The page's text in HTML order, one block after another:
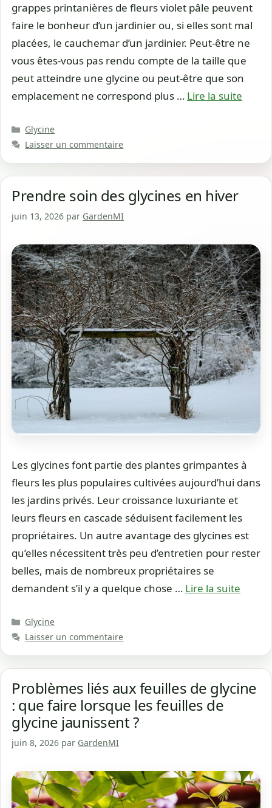
grappes printanières de fleurs violet pâle peuvent
faire le bonheur d’un jardinier ou, si elles sont mal
placées, le cauchemar d’un jardinier. Peut-être ne
vous êtes-vous pas rendu compte de la taille que
peut atteindre une glycine ou peut-être que son
emplacement ne correspond plus … Lire la suite
Catégories
Glycine
Laisser un commentaire
Prendre soin des glycines en hiver
juin 13, 2026 par GardenMI
Les glycines font partie des plantes grimpantes à
fleurs les plus populaires cultivées aujourd’hui dans
les jardins privés. Leur croissance luxuriante et
leurs fleurs en cascade séduisent facilement les
propriétaires. Un autre avantage des glycines est
qu’elles nécessitent très peu d’entretien pour rester
belles, mais de nombreux propriétaires se
demandent s’il y a quelque chose … Lire la suite
Catégories
Glycine
Laisser un commentaire
Problèmes liés aux feuilles de glycine
: que faire lorsque les feuilles de
glycine jaunissent ?
juin 8, 2026 par GardenMI